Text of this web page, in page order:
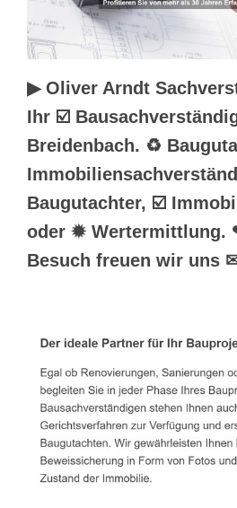
▶︎ Oliver Arndt
Ihr ☑️
Breidenbach. ♻
Baugutachter, ☑️
oder ✹ Wertermittlung.
Besuch freuen wir uns